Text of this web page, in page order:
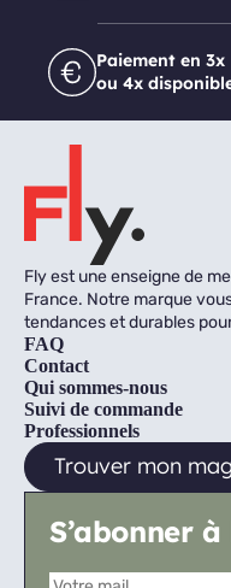
Paiement en 3x
ou 4x
Fly est une enseigne de
France. Notre marque
tendances et durables
FAQ
Contact
Qui sommes-nous
Suivi de commande
Professionnels
Trouver mon
S’abonner